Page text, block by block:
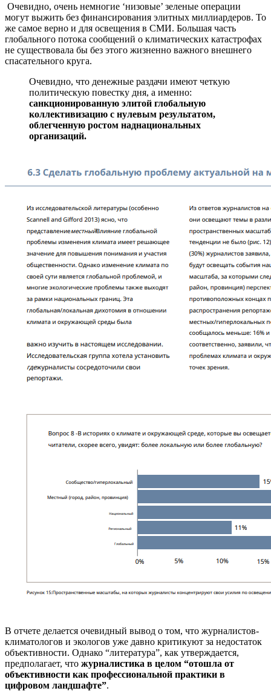
Очевидно, очень немногие ‘низовые’ зеленые операции
могут выжить без финансирования элитных миллиардеров. То
же самое верно и для освещения в СМИ. Большая часть
глобального потока сообщений о климатических катастрофах
не существовала бы без этого жизненно важного внешнего
спасательного круга.
Очевидно, что денежные раздачи имеют четкую
политическую повестку дня, а именно:
санкционированную элитой глобальную
коллективизацию с нулевым результатом,
облегченную ростом наднациональных
организаций.
В отчете делается очевидный вывод о том, что журналистов-
климатологов и экологов уже давно критикуют за недостаток
объективности. Однако “литература”, как утверждается,
предполагает, что журналистика в целом “отошла от
объективности как профессиональной практики в
цифровом ландшафте”.